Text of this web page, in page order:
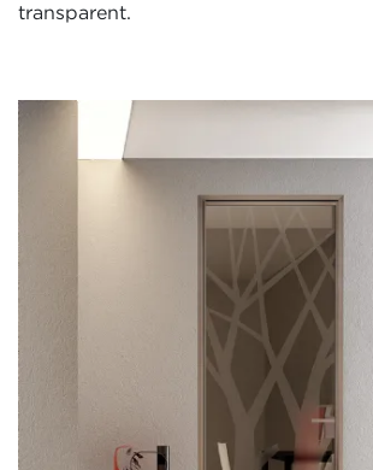
transparent.